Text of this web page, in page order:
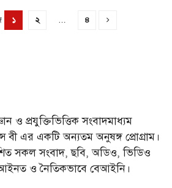
১ ২ … ৪
ও প্রযুক্তিভিত্তিক সংবাদমাধ্যম
বী এর একটি অন্যতম অনুষঙ্গ প্রোগ্রাম।
সকল সংবাদ, ছবি, অডিও, ভিডিও
ও নৈতিকভাবে বেআইনি।